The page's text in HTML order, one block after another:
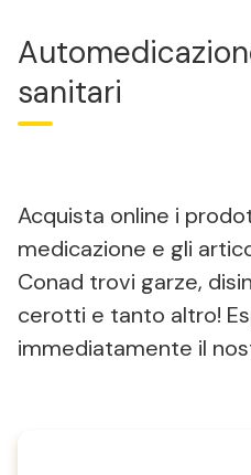
sanitari
Acquista online i
medicazione e gli
Conad trovi garze,
cerotti e tanto altro!
immediatamente il